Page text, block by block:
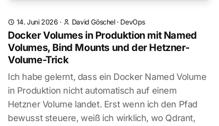
14. Juni 2026 · David Göschel· DevOps
Docker Volumes in Produktion mit Named
Volumes, Bind Mounts und der Hetzner-
Volume-Trick
Ich habe gelernt, dass ein Docker Named Volume
in Produktion nicht automatisch auf einem
Hetzner Volume landet. Erst wenn ich den Pfad
bewusst steuere, weiß ich wirklich, wo Qdrant,